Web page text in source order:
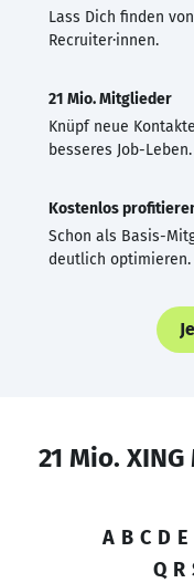
Lass Dich finden
Recruiter·innen.
21 Mio. Mitglieder
Knüpf neue
besseres Job-Leben.
Kostenlos
Schon als Basis-
deutlich optimieren.
21 Mio.
A B C D E
Q R